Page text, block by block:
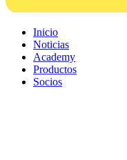
Inicio
Noticias
Academy
Productos
Socios